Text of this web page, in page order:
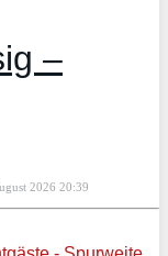
–
2026 20:39